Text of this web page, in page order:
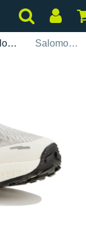
Salomon Salomon Aero Blaze 3 GRVL